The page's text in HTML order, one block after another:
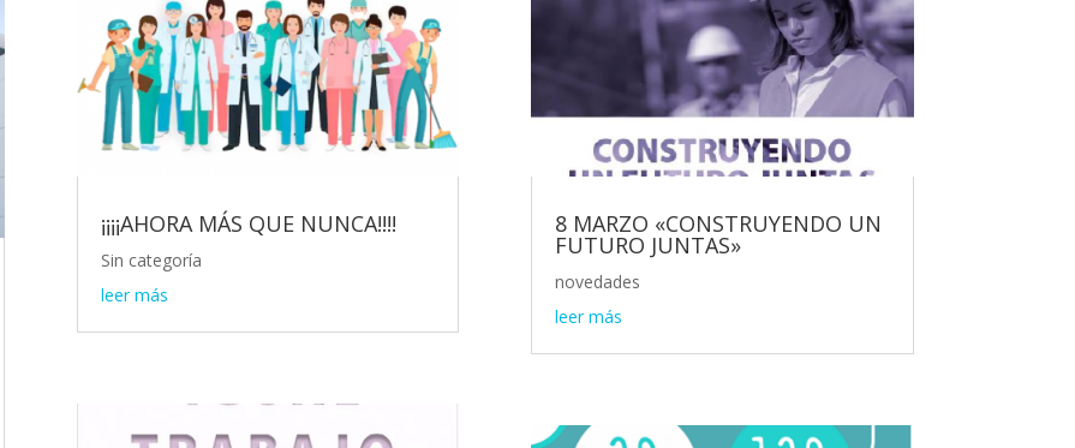
¡¡¡¡AHORA MÁS QUE NUNCA!!!!
Sin categoría
leer más
8 MARZO «CONSTRUYENDO UN
FUTURO JUNTAS»
novedades
leer más